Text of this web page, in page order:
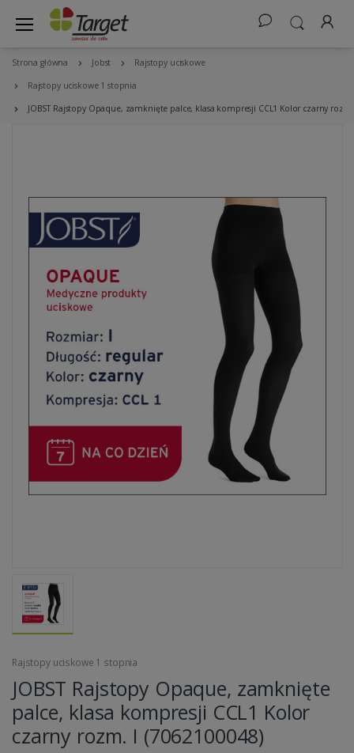
Strona główna Jobst Rajstopy uciskowe
Rajstopy uciskowe 1 stopnia
JOBST Rajstopy Opaque, zamknięte palce, klasa kompresji CCL1 Kolor czarny
Rajstopy uciskowe 1 stopnia
JOBST Rajstopy Opaque, zamknięte
palce, klasa kompresji CCL1 Kolor
czarny rozm. I (7062100048)